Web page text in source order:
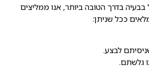
בדרך הטובה ביותר, אנו ממליצים
ככל שניתן:
לבצע.
גלשתם.